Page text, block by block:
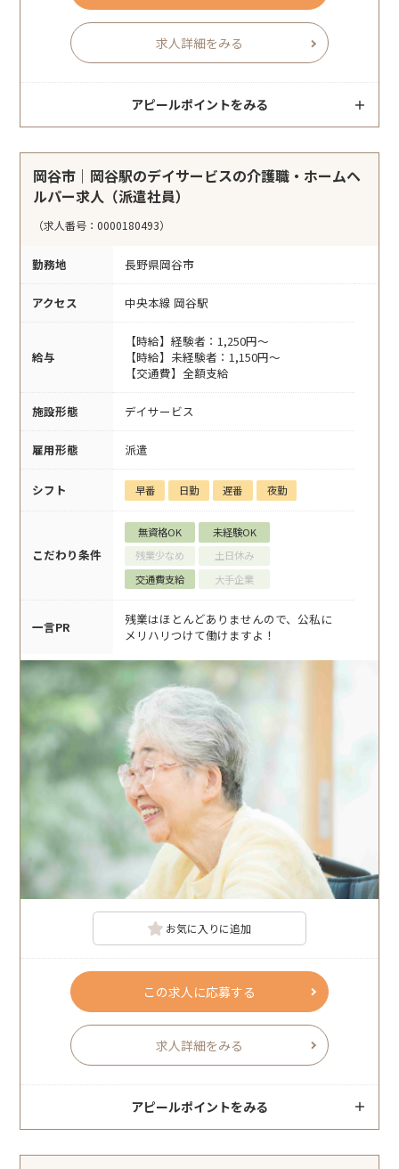
求人詳細をみる
アピールポイントをみる
岡谷市｜岡谷駅のデイサービスの介護職・ホームヘ
ルパー求人（派遣社員）
（求人番号：0000180493）
勤務地 長野県岡谷市
アクセス 中央本線 岡谷駅
給与
【時給】経験者：1,250円～
【時給】未経験者：1,150円～
【交通費】全額支給
施設形態 デイサービス
雇用形態 派遣
シフト 早番 日勤 遅番 夜勤
こだわり条件
無資格OK
未経験OK
残業少なめ
土日休み
交通費支給
大手企業
一言PR
残業はほとんどありませんので、公私に
メリハリつけて働けますよ！
お気に入りに追加
この求人に応募する
求人詳細をみる
アピールポイントをみる